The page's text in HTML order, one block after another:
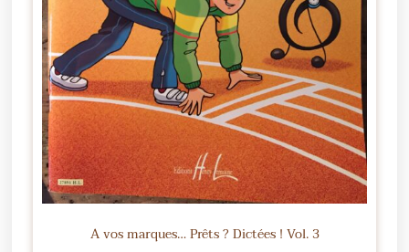
A vos marques… Prêts ? Dictées ! Vol. 3